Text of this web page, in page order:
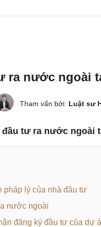
ra nước ngoài
Tham vấn bởi: Luật sư
tư ra nước ngoài
pháp lý của nhà đầu tư
nước ngoài
đăng ký đầu tư của